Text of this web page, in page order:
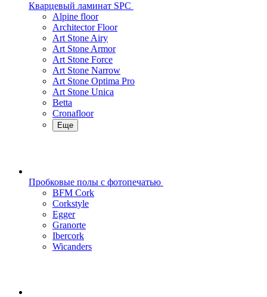
Кварцевый ламинат SPC
Alpine floor
Architector Floor
Art Stone Airy
Art Stone Armor
Art Stone Force
Art Stone Narrow
Art Stone Optima Pro
Art Stone Unica
Betta
Cronafloor
Еще
Пробковые полы с фотопечатью
BFM Cork
Corkstyle
Egger
Granorte
Ibercork
Wicanders